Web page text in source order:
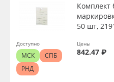
Комплект
50 шт,
Цены
842.47 ₽
Доступно
МСК
СПБ
РНД